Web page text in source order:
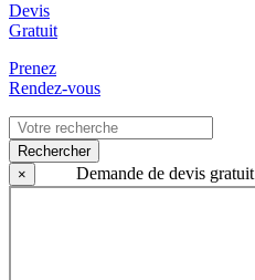
Devis
Gratuit
Prenez
Rendez-vous
Rechercher
×
Demande de devis gratuit